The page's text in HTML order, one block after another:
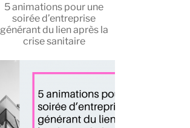
5 animations pour une
soirée d’entreprise
générant du lien après la
crise sanitaire